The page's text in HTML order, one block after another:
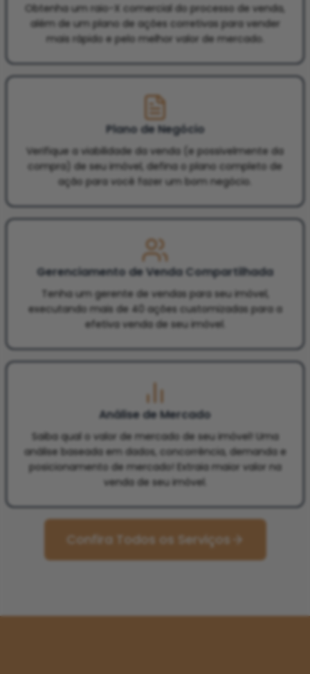
Obtenha um raio-X comercial do processo de venda,
além de um plano de ações corretivas para vender
mais rápido e pelo melhor valor de mercado.
Plano de Negócio
Verifique a viabilidade da venda (e possivelmente da
compra) de seu imóvel, defina o plano completo de
ação para você fazer um bom negócio.
Gerenciamento de Venda Compartilhada
Tenha um gerente de vendas para seu imóvel,
executando mais de 40 ações customizadas para a
efetiva venda de seu imóvel.
Análise de Mercado
Saiba qual o valor de mercado de seu imóvel! Uma
análise baseada em dados, concorrência, demanda e
posicionamento de mercado! Extraia maior valor na
venda de seu imóvel.
Confira Todos os Serviços